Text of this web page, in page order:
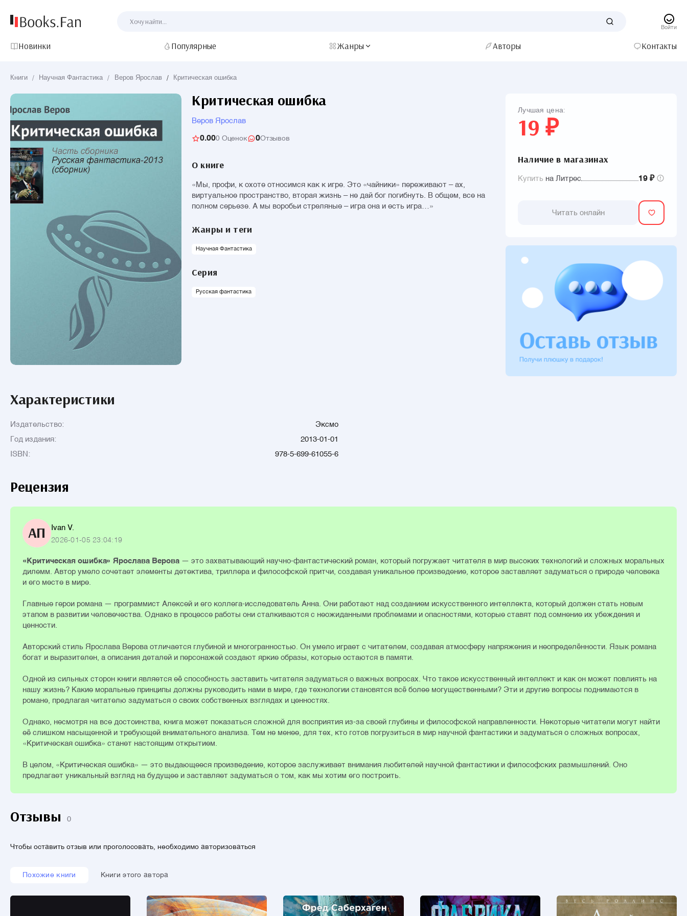
Войти
Новинки Популярные Жанры Авторы Контакты
Книги / Научная Фантастика / Веров Ярослав / Критическая ошибка
Критическая ошибка
Веров Ярослав
0.000 Оценок 0Отзывов
О книге
«Мы, профи, к охоте относимся как к игре. Это «чайники» переживают – ах,
виртуальное пространство, вторая жизнь – не дай бог погибнуть. В общем, все на
полном серьезе. А мы воробьи стреляные – игра она и есть игра…»
Жанры и теги
Научная Фантастика
Серия
Русская фантастика
Лучшая цена:
19 ₽
Наличие в магазинах
Купить на Литрес 19 ₽
Читать онлайн
Характеристики
Издательство:
Эксмо
Год издания:
2013-01-01
ISBN:
978-5-699-61055-6
Рецензия
АП Ivan V.
2026-01-05 23:04:19
«Критическая ошибка» Ярослава Верова — это захватывающий научно-фантастический роман, который погружает читателя в мир высоких технологий и сложных моральных
дилемм. Автор умело сочетает элементы детектива, триллера и философской притчи, создавая уникальное произведение, которое заставляет задуматься о природе человека
и его месте в мире.
Главные герои романа — программист Алексей и его коллега-исследователь Анна. Они работают над созданием искусственного интеллекта, который должен стать новым
этапом в развитии человечества. Однако в процессе работы они сталкиваются с неожиданными проблемами и опасностями, которые ставят под сомнение их убеждения и
ценности.
Авторский стиль Ярослава Верова отличается глубиной и многогранностью. Он умело играет с читателем, создавая атмосферу напряжения и неопределённости. Язык романа
богат и выразителен, а описания деталей и персонажей создают яркие образы, которые остаются в памяти.
Одной из сильных сторон книги является её способность заставить читателя задуматься о важных вопросах. Что такое искусственный интеллект и как он может повлиять на
нашу жизнь? Какие моральные принципы должны руководить нами в мире, где технологии становятся всё более могущественными? Эти и другие вопросы поднимаются в
романе, предлагая читателю задуматься о своих собственных взглядах и ценностях.
Однако, несмотря на все достоинства, книга может показаться сложной для восприятия из-за своей глубины и философской направленности. Некоторые читатели могут найти
её слишком насыщенной и требующей внимательного анализа. Тем не менее, для тех, кто готов погрузиться в мир научной фантастики и задуматься о сложных вопросах,
«Критическая ошибка» станет настоящим открытием.
В целом, «Критическая ошибка» — это выдающееся произведение, которое заслуживает внимания любителей научной фантастики и философских размышлений. Оно
предлагает уникальный взгляд на будущее и заставляет задуматься о том, как мы хотим его построить.
Отзывы 0
Чтобы оставить отзыв или проголосовать, необходимо авторизоваться
Похожие книги Книги этого автора